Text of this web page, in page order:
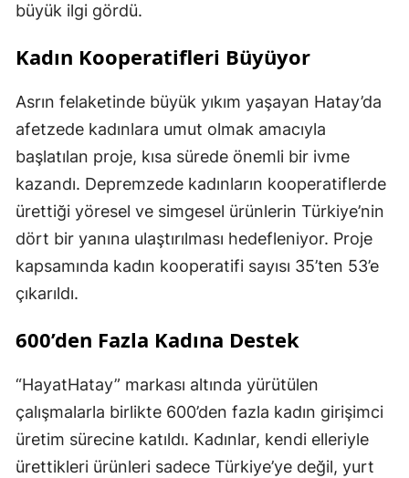
büyük ilgi gördü.
Kadın Kooperatifleri Büyüyor
Asrın felaketinde büyük yıkım yaşayan Hatay’da
afetzede kadınlara umut olmak amacıyla
başlatılan proje, kısa sürede önemli bir ivme
kazandı. Depremzede kadınların kooperatiflerde
ürettiği yöresel ve simgesel ürünlerin Türkiye’nin
dört bir yanına ulaştırılması hedefleniyor. Proje
kapsamında kadın kooperatifi sayısı 35’ten 53’e
çıkarıldı.
600’den Fazla Kadına Destek
“HayatHatay” markası altında yürütülen
çalışmalarla birlikte 600’den fazla kadın girişimci
üretim sürecine katıldı. Kadınlar, kendi elleriyle
ürettikleri ürünleri sadece Türkiye’ye değil, yurt